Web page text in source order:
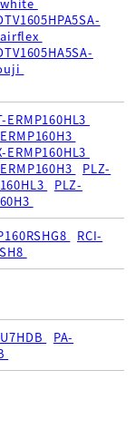
airflex
ERMP160HL3
ERMP160HL3
PLZ-
PLZ-
RCI-
PA-